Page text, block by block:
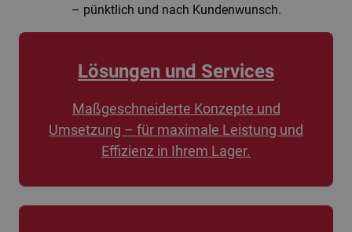
– pünktlich und nach Kundenwunsch.
Lösungen und Services
Maßgeschneiderte Konzepte und
Umsetzung – für maximale Leistung und
Effizienz in Ihrem Lager.